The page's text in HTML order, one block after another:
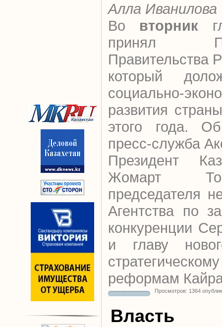
Алла Иванилова
Во вторник
принял
Правительства
который
социально-
развития
этого года.
пресс-служба
Президент
Жомарт
председателя
Агентства по
конкуренции
и главу
реформам
Просмотров: 1364
Власть